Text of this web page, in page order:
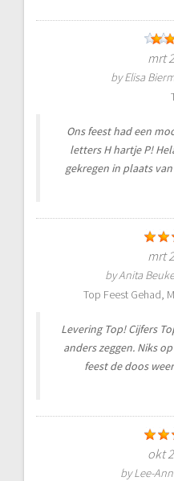
mrt
byElisa
Ons feest had een
letters H hartje P!
gekregen in plaats
mrt
byAnita
Top Feest Gehad,
Levering Top! Cijfers
anders zeggen. Niks
feest de doos
okt
byLee-